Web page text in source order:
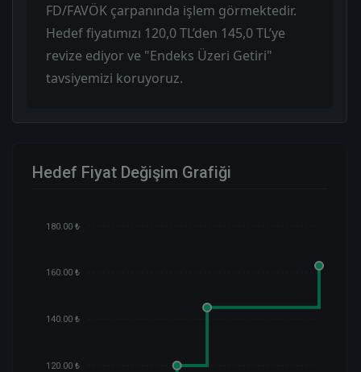
FD/FAVÖK çarpanında işlem görmektedir.
Hedef fiyatımızı 120,0 TL’den 145,0 TL’ye
revize ediyor ve "Endeks Üzeri Getiri"
tavsiyemizi koruyoruz.
Hedef Fiyat Değişim Grafiği
180.00 ₺
160.00 ₺
140.00 ₺
120.00 ₺